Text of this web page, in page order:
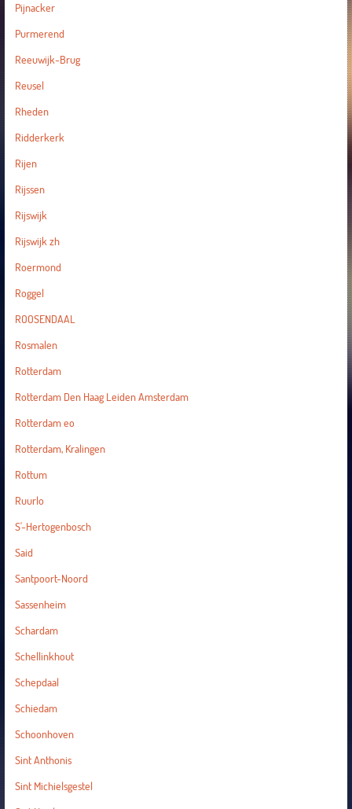
Pijnacker
Purmerend
Reeuwijk-Brug
Reusel
Rheden
Ridderkerk
Rijen
Rijssen
Rijswijk
Rijswijk zh
Roermond
Roggel
ROOSENDAAL
Rosmalen
Rotterdam
Rotterdam Den Haag Leiden Amsterdam
Rotterdam eo
Rotterdam, Kralingen
Rottum
Ruurlo
S'-Hertogenbosch
Said
Santpoort-Noord
Sassenheim
Schardam
Schellinkhout
Schepdaal
Schiedam
Schoonhoven
Sint Anthonis
Sint Michielsgestel